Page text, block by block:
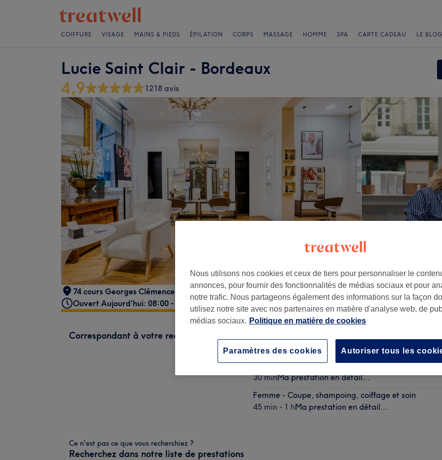
COIFFURE VISAGE MAINS & PIEDS ÉPILATION CORPS MASSAGE HOMME SPA CARTE CADEAU LE
Lucie Saint Clair - Bordeaux
4,9 1218 avis
74 cours Georges Clémenceau Bordeaux, 33000
Ouvert Aujourd'hui: 08:00 - 19:00
Correspondant à votre recherche
30 minMa prestation en détail...
Homme - Coupe, shampoing et coiffage
30 minMa prestation en détail...
Femme - Coupe, shampoing, coiffage et soin
45 min - 1 hMa prestation en détail...
Ce n'est pas ce que vous recherchiez ?
Recherchez dans notre liste de prestations
Nous utilisons nos cookies et ceux de tiers pour personnaliser le
annonces, pour fournir des fonctionnalités de médias sociaux et pour
notre trafic. Nous partageons également des informations sur la façon
utilisez notre site avec nos partenaires en matière d'analyse web, de
médias sociaux. Politique en matière de cookies
Autoriser tous les
Paramètres des cookies